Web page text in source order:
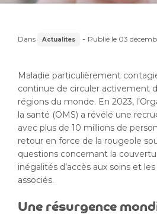
Dans Actualites - Publié le 03
Maladie particulièrement
continue de circuler activement
régions du monde. En 2023,
la santé (OMS) a révélé une
avec plus de 10 millions de
retour en force de la rougeole
questions concernant la
inégalités d’accès aux soins et
associés.
Une résurgence